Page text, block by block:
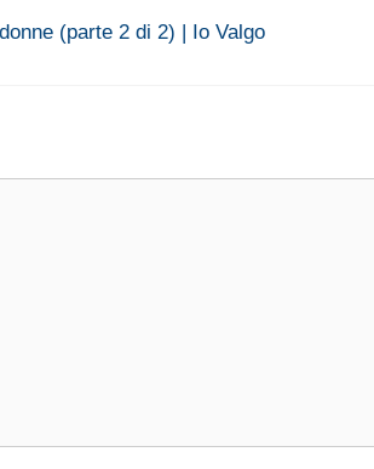
(parte 2 di 2) | Io Valgo